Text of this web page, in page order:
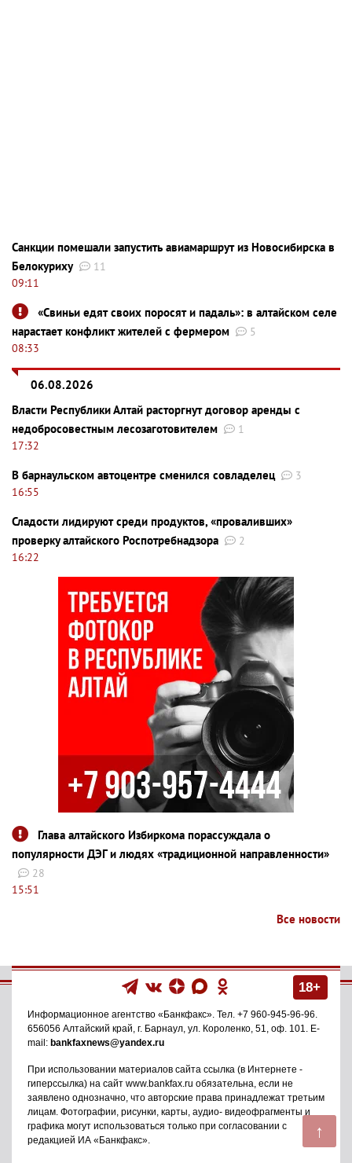
↑
Санкции помешали запустить авиамаршрут из Новосибирска в
Белокуриху
11
09:11
«Свиньи едят своих поросят и падаль»: в алтайском селе
нарастает конфликт жителей с фермером
5
08:33
06.08.2026
Власти Республики Алтай расторгнут договор аренды с
недобросовестным лесозаготовителем
1
17:32
В барнаульском автоцентре сменился совладелец
3
16:55
Сладости лидируют среди продуктов, «проваливших»
проверку алтайского Роспотребнадзора
2
16:22
Глава алтайского Избиркома порассуждала о
популярности ДЭГ и людях «традиционной направленности»
28
15:51
Все новости
18+
Информационное агентство «Банкфакс» . Тел. +7 960-945-96-96
656056 Алтайский край, г. Барнаул ул. Короленко, 51, оф. 101
. E-
mail: bankfaxnews@yandex.ru
При использовании материалов сайта ссылка (в Интернете -
гиперссылка) на сайт www.bankfax.ru обязательна, если не
заявлено однозначно, что авторские права принадлежат третьим
лицам. Фотографии, рисунки, карты, аудио- видеофрагменты и
графика могут использоваться только при согласовании с
редакцией ИА «Банкфакс».